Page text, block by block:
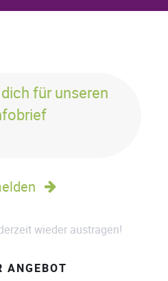
für unseren
wieder austragen!
ANGEBOT